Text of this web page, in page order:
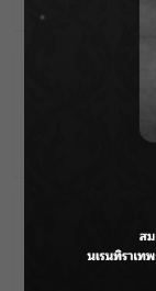
Editor's Picks
“One Night
Netflix ทำให้ซี
ทั้งหมู่บ้านเป็นพ
อบอุ่น